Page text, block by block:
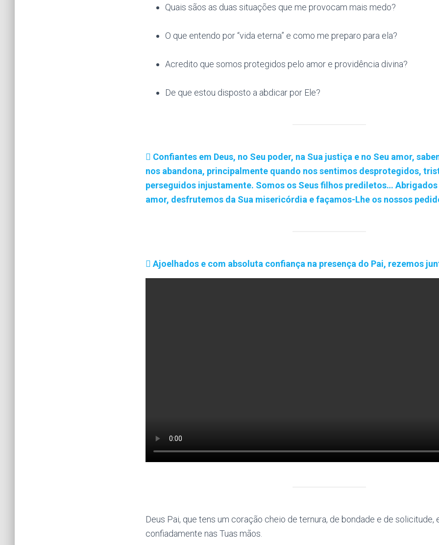
Quais sãos as duas situações que me provocam mais medo?
O que entendo por “vida eterna” e como me preparo para ela?
Acredito que somos protegidos pelo amor e providência divina?
De que estou disposto a abdicar por Ele?
Confiantes em Deus, no Seu poder, na Sua justiça e no Seu amor,
nos abandona, principalmente quando nos sentimos desprotegidos,
perseguidos injustamente. Somos os Seus filhos prediletos… Abrigados
amor, desfrutemos da Sua misericórdia e façamos-Lhe os nossos
Ajoelhados e com absoluta confiança na presença do Pai, rezemos
Deus Pai, que tens um coração cheio de ternura, de bondade e de solicitude,
confiadamente nas Tuas mãos.